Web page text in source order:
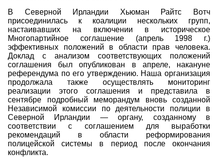
В Северной Ирландии Хьюман Райтс Вотч
присоединилась к коалиции нескольких групп,
настаивавших на включении в историческое
Многопартийное соглашение (апрель 1998 г.)
эффективных положений в области прав человека.
Доклад с анализом соответствующих положений
соглашения был опубликован в апреле, накануне
референдума по его утверждению. Наша организация
продолжала также осуществлять мониторинг
реализации этого соглашения и представила в
сентябре подробный меморандум вновь созданной
Независимой комиссии по деятельности полиции в
Северной Ирландии — органу, созданному в
соответствии с соглашением для выработки
рекомендаций в области реформирования
полицейской системы в период после окончания
конфликта.